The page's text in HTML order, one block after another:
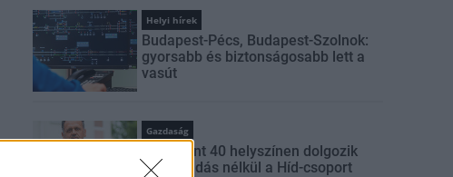
Helyi hírek
Budapest-Pécs, Budapest-Szolnok:
gyorsabb és biztonságosabb lett a
vasút
Gazdaság
Több mint 40 helyszínen dolgozik
fennakadás nélkül a Híd-csoport